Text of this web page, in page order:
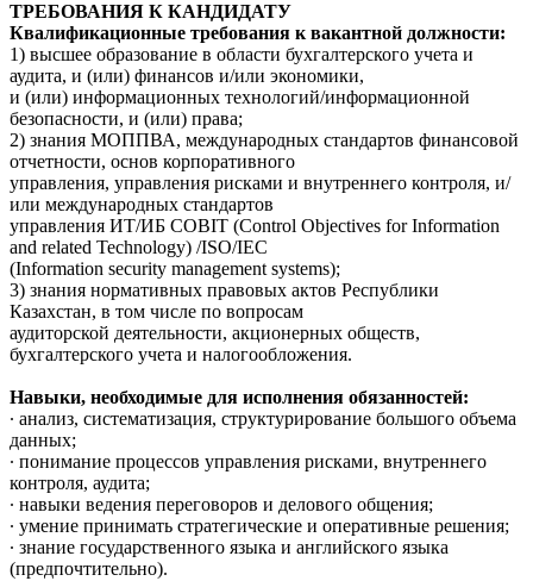
ТРЕБОВАНИЯ К КАНДИДАТУ
Квалификационные требования к вакантной должности:
1) высшее образование в области бухгалтерского учета и
аудита, и (или) финансов и/или экономики,
и (или) информационных технологий/информационной
безопасности, и (или) права;
2) знания МОППВА, международных стандартов финансовой
отчетности, основ корпоративного
управления, управления рисками и внутреннего контроля, и/
или международных стандартов
управления ИТ/ИБ COBIT (Control Objectives for Information
and related Technology) /ISO/IEC
(Information security management systems);
3) знания нормативных правовых актов Республики
Казахстан, в том числе по вопросам
аудиторской деятельности, акционерных обществ,
бухгалтерского учета и налогообложения.
Навыки, необходимые для исполнения обязанностей:
∙ анализ, систематизация, структурирование большого объема
данных;
∙ понимание процессов управления рисками, внутреннего
контроля, аудита;
∙ навыки ведения переговоров и делового общения;
∙ умение принимать стратегические и оперативные решения;
∙ знание государственного языка и английского языка
(предпочтительно).